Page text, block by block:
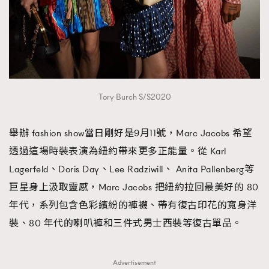
Tory Burch S/S2020
舉辦 fashion show當日剛好是9月11號，Marc Jacobs 希望
透過這場時裝表演為紐約帶來更多正能量。從 Karl
Lagerfeld、Doris Day、Lee Radziwill、 Anita Pallenberg等
巨星身上汲取靈感，Marc Jacobs 把紐約拉回最美好的 80
年代，系列包含色彩繽紛的褲襪、帶有復古印花的寬身洋
裝、80 年代的喇叭褲和三件式男士西裝等復古單品。
Advertisement